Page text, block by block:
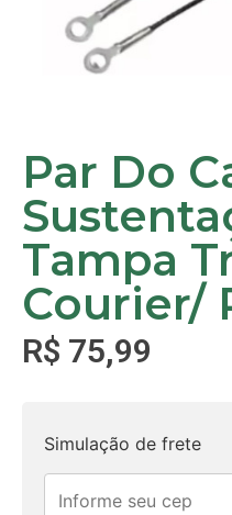
Par Do
Tampa
Courier/
R$ 75,99
Simulação de frete